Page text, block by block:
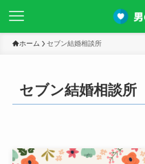
ホーム セブン結婚相談所
セブン結婚相談所